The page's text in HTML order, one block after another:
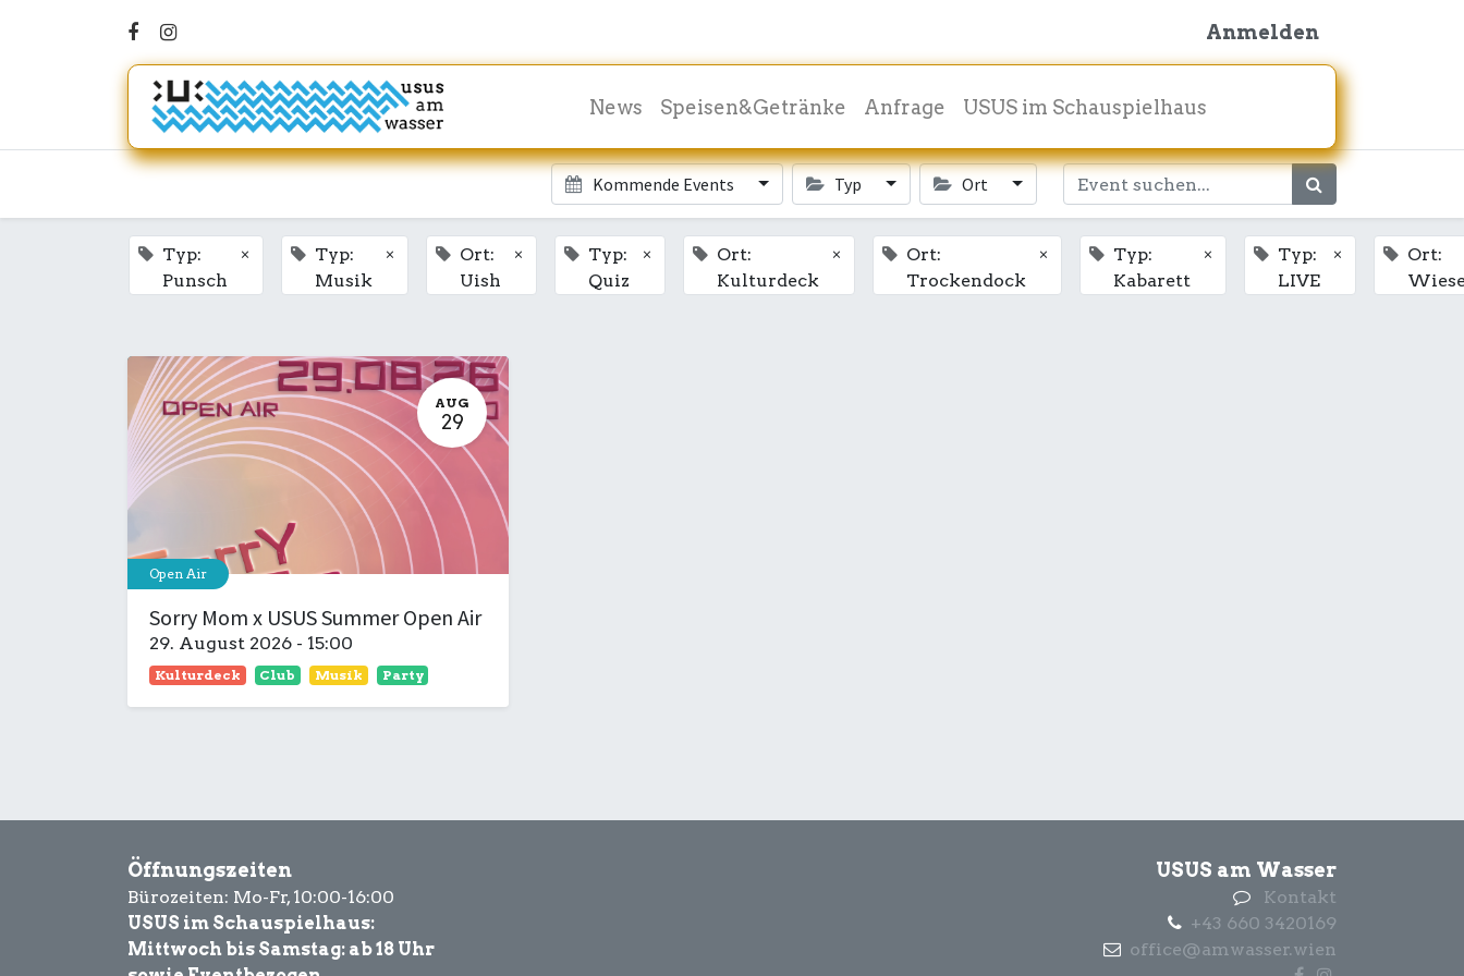
Anmelden
News Speisen&Getränke Anfrage USUS im Schauspielhaus
Kommende Events Typ Ort
Typ:
Punsch
×
Typ:
Musik
×
Ort:
Uish
×
Typ:
Quiz
×
Ort:
Kulturdeck
×
Ort:
Trockendock
×
Typ:
Kabarett
×
Typ:
LIVE
×
Ort:
AUG
29
Open Air
Sorry Mom x USUS Summer Open Air
29. August 2026 - 15:00
Kulturdeck Club Musik Party
Öffnungszeiten
Bürozeiten: Mo-Fr, 10:00-16:00
USUS im Schauspielhaus:
Mittwoch bis Samstag: ab 18 Uhr
USUS am Wasser
Kontakt
+43 660 3420169
office@amwasser.wien